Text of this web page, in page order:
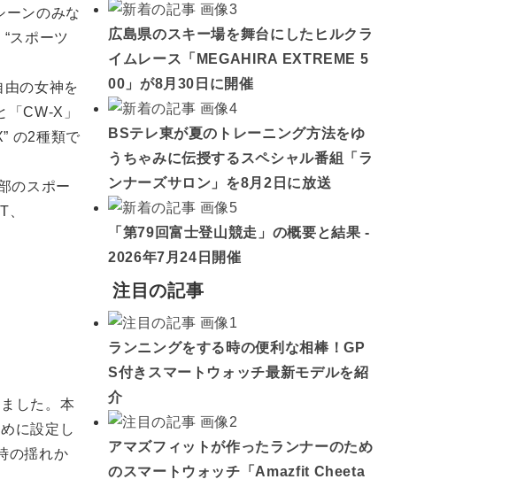
ーンのみな
スポーツ
の女神を
CW-X」
の2種類で
のスポー
した。本
に設定し
の揺れか
広島県のスキー場を舞台にしたヒルクラ
イムレース「MEGAHIRA EXTREME 5
00」が8月30日に開催
BSテレ東が夏のトレーニング方法をゆ
うちゃみに伝授するスペシャル番組「ラ
ンナーズサロン」を8月2日に放送
「第79回富士登山競走」の概要と結果 -
2026年7月24日開催
注目の記事
ランニングをする時の便利な相棒！GP
S付きスマートウォッチ最新モデルを紹
介
アマズフィットが作ったランナーのため
のスマートウォッチ「Amazfit Cheeta